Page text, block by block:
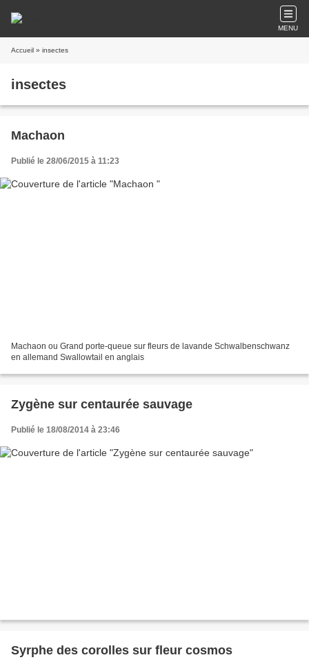
MENU
Accueil » insectes
insectes
Machaon
Publié le 28/06/2015 à 11:23
Machaon ou Grand porte-queue sur fleurs de lavande Schwalbenschwanz
en allemand Swallowtail en anglais
Zygène sur centaurée sauvage
Publié le 18/08/2014 à 23:46
Syrphe des corolles sur fleur cosmos